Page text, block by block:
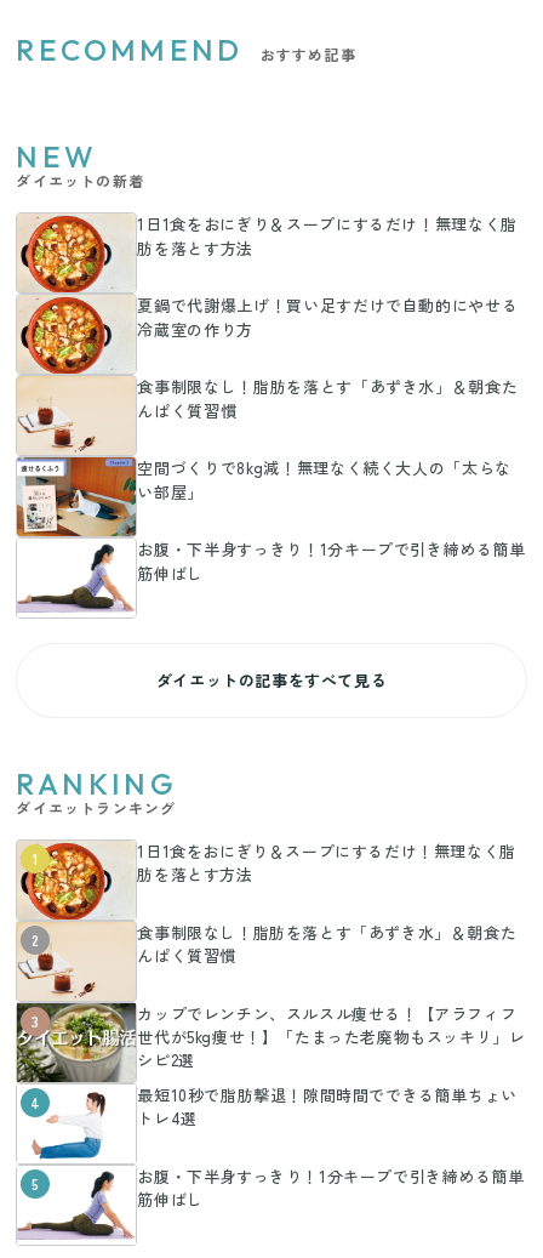
RECOMMEND おすすめ記事
NEW
ダイエットの新着
1日1食をおにぎり＆スープにするだけ！無理なく脂
肪を落とす方法
夏鍋で代謝爆上げ！買い足すだけで自動的にやせる
冷蔵室の作り方
食事制限なし！脂肪を落とす「あずき水」＆朝食た
んぱく質習慣
空間づくりで8kg減！無理なく続く大人の「太らな
い部屋」
お腹・下半身すっきり！1分キープで引き締める簡単
筋伸ばし
ダイエットの記事をすべて見る
RANKING
ダイエットランキング
1
1日1食をおにぎり＆スープにするだけ！無理なく脂
肪を落とす方法
2
食事制限なし！脂肪を落とす「あずき水」＆朝食た
んぱく質習慣
3
カップでレンチン、スルスル痩せる！【アラフィフ
世代が5kg痩せ！】「たまった老廃物もスッキリ」レ
シピ2選
4
最短10秒で脂肪撃退！隙間時間でできる簡単ちょい
トレ4選
5
お腹・下半身すっきり！1分キープで引き締める簡単
筋伸ばし